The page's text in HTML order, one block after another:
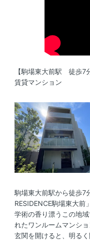
【駒場東大前駅 徒歩7
賃貸マンション
駒場東大前駅から徒歩7
RESIDENCE駒場東大前
学術の香り漂うこの地
れたワンルームマンショ
玄関を開けると、明る